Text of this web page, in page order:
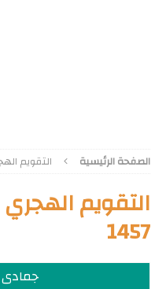
الصفحة الرئيسية التقويم
التقويم
1457
جمادى